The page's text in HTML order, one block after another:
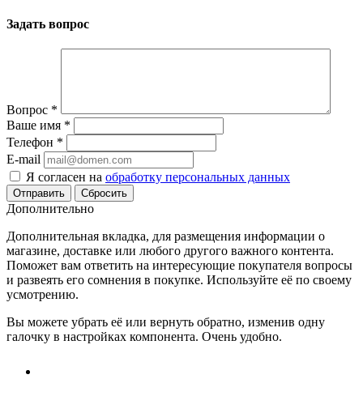
Задать вопрос
Вопрос *
Ваше имя *
Телефон *
E-mail
Я согласен на обработку персональных данных
Сбросить
Дополнительно
Дополнительная вкладка, для размещения информации о
магазине, доставке или любого другого важного контента.
Поможет вам ответить на интересующие покупателя вопросы
и развеять его сомнения в покупке. Используйте её по своему
усмотрению.
Вы можете убрать её или вернуть обратно, изменив одну
галочку в настройках компонента. Очень удобно.